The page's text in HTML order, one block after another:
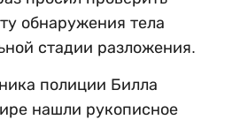
обнаружения тела
стадии разложения.
полиции Билла
нашли рукописное